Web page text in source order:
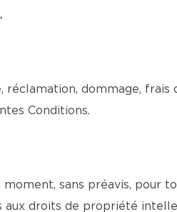
dommage,
Conditions.
sans préavis, pour
aux droits de propriété